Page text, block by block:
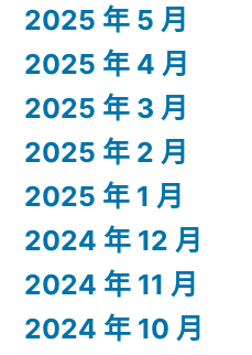
2025 年 5 月
2025 年 4 月
2025 年 3 月
2025 年 2 月
2025 年 1 月
2024 年 12 月
2024 年 11 月
2024 年 10 月